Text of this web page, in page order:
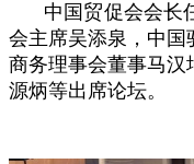
中国贸促会会长
会主席吴添泉，中国
商务理事会董事马汉
源炳等出席论坛。